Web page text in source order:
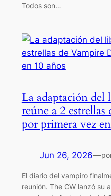
Todos son…
La adaptación
reúne a 2
por primera vez
Jun 26, 2026—
El diario del vampiro
reunión. The CW lanzó su